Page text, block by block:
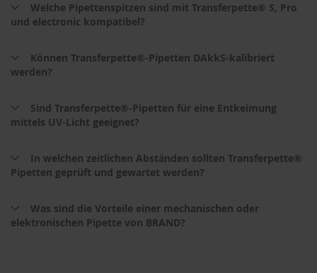
Welche Pipettenspitzen sind mit Transferpette® S, Pro
und electronic kompatibel?
Können Transferpette®-Pipetten DAkkS-kalibriert
werden?
Sind Transferpette®-Pipetten für eine Entkeimung
mittels UV-Licht geeignet?
In welchen zeitlichen Abständen sollten Transferpette®
Pipetten geprüft und gewartet werden?
Was sind die Vorteile einer mechanischen oder
elektronischen Pipette von BRAND?